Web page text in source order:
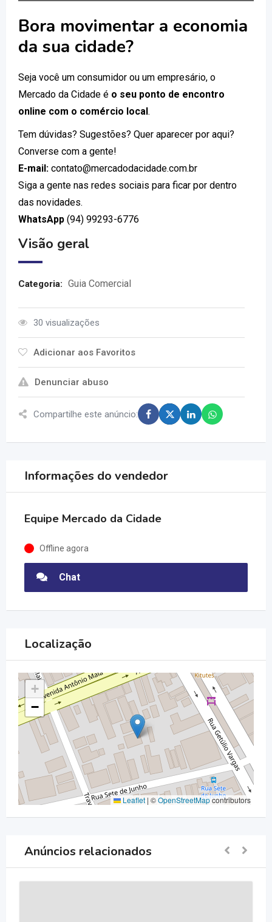
Bora movimentar a economia
da sua cidade?
Seja você um consumidor ou um empresário, o
Mercado da Cidade é o seu ponto de encontro
online com o comércio local.
Tem dúvidas? Sugestões? Quer aparecer por aqui?
Converse com a gente!
E-mail: contato@mercadodacidade.com.br
Siga a gente nas redes sociais para ficar por dentro
das novidades.
WhatsApp (94) 99293-6776
Visão geral
Categoria: Guia Comercial
30 visualizações
Adicionar aos Favoritos
Denunciar abuso
Compartilhe este anúncio:
Informações do vendedor
Equipe Mercado da Cidade
Offline agora
Chat
Localização
+
−
Leaflet | ©OpenStreetMapcontributors
Anúncios relacionados